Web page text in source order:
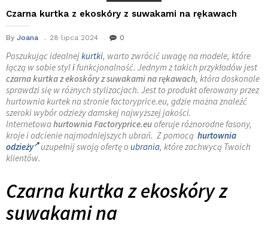
Czarna kurtka z ekoskóry z suwakami na rękawach
By Joana 28 lipca 2024 0
Poszukując idealnejkurtki, warto zwrócić uwagę na modele, które
łączą w sobie styli funkcjonalność. Jednym z takich przykładów jest
czarna kurtka z ekoskóry z suwakami na rękawach, która doskonale
sprawdzi się w różnych stylizacjach. Jest to produkt oferowany przez
hurtownia kurtek na stronie factoryprice.eu, gdzie można znaleźć
szeroki wybór odzieży damskej najwyższej jakości.
Internetowahurtownia Factoryprice.euoferuje różnorodne fasony,
kroje i odcienie najmodniejszych ubrań. Z pomocą hurtownia
odzieży uzupełnij swoją ofertę o ubrania, które zachwycą Twoich
klientów.
Czarna kurtka z ekoskóry z
suwakami na